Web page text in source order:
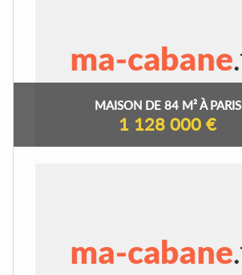
MAISON DE 84 M² À PARIS
1 128 000 €